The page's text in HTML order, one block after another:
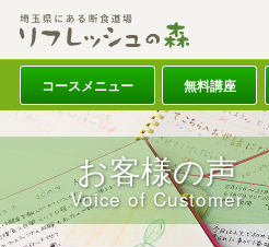
コースメニュー 無料講座
お客様の声
Voice of Customer